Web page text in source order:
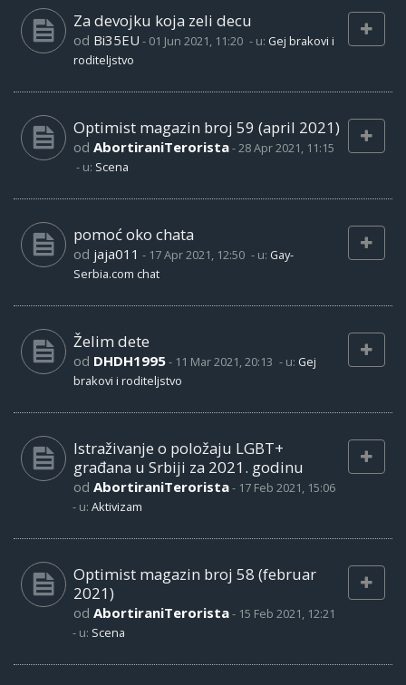
Za devojku koja zeli decu
od Bi35EU - 01 Jun 2021, 11:20 - u: Gej brakovi i
roditeljstvo
Optimist magazin broj 59 (april 2021)
od AbortiraniTerorista-28 Apr 2021, 11:15
- u: Scena
pomoć oko chata
od jaja011 - 17 Apr 2021, 12:50 - u: Gay-
Serbia.com chat
Želim dete
od DHDH1995- 11 Mar 2021, 20:13 - u: Gej
brakovi i roditeljstvo
Istraživanje o položaju LGBT+
građana u Srbiji za 2021. godinu
od AbortiraniTerorista- 17 Feb 2021, 15:06
- u: Aktivizam
Optimist magazin broj 58 (februar
2021)
od AbortiraniTerorista- 15 Feb 2021, 12:21
- u: Scena